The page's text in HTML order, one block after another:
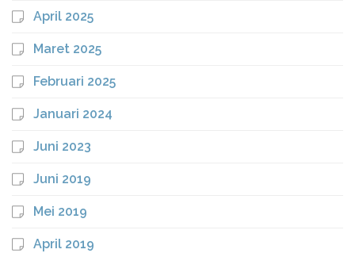
April 2025
Maret 2025
Februari 2025
Januari 2024
Juni 2023
Juni 2019
Mei 2019
April 2019